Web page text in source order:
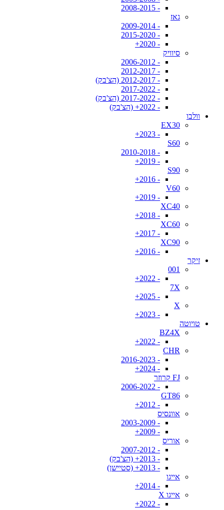
- 2008-2015
גאז
- 2009-2014
- 2015-2020
- 2020+
סיוויק
- 2006-2012
- 2012-2017
- 2012-2017 (הצ'בק)
- 2017-2022
- 2017-2022 (הצ'בק)
- 2022+ (הצ'בק)
וולבו
EX30
- 2023+
S60
- 2010-2018
- 2019+
S90
- 2016+
V60
- 2019+
XC40
- 2018+
XC60
- 2017+
XC90
- 2016+
זיקר
001
- 2022+
7X
- 2025+
X
- 2023+
טויוטה
BZ4X
- 2022+
CHR
- 2016-2023
- 2024+
FJ קרוזר
- 2006-2022
GT86
- 2012+
אוונסיס
- 2003-2009
- 2009+
אוריס
- 2007-2012
- 2013+ (הצ'בק)
- 2013+ (סטיישן)
אייגו
- 2014+
אייגו X
- 2022+